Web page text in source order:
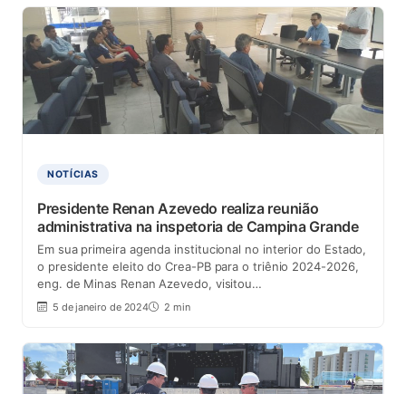
NOTÍCIAS
Presidente Renan Azevedo realiza reunião
administrativa na inspetoria de Campina Grande
Em sua primeira agenda institucional no interior do Estado,
o presidente eleito do Crea-PB para o triênio 2024-2026,
eng. de Minas Renan Azevedo, visitou…
5 de janeiro de 2024 2 min